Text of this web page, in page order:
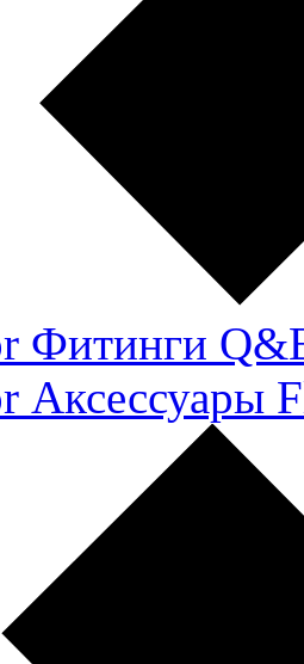
Фитинги
Аксессуары